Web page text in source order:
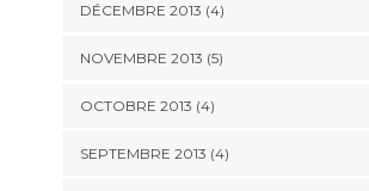
DÉCEMBRE 2013 (4)
NOVEMBRE 2013 (5)
OCTOBRE 2013 (4)
SEPTEMBRE 2013 (4)